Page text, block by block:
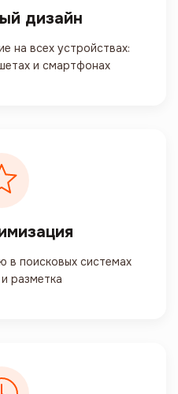
дизайн
на всех устройствах:
и смартфонах
в поисковых системах
разметка